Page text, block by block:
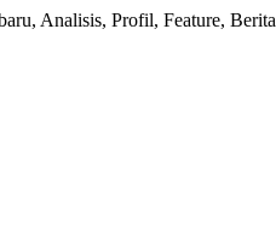
Analisis, Profil, Feature,